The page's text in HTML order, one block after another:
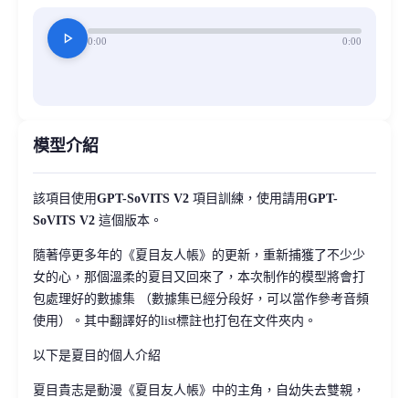
play_arrow 0:00 0:00
模型介紹
該項目使用GPT-SoVITS V2 項目訓練，使用請用GPT-
SoVITS V2 這個版本。
隨著停更多年的《夏目友人帳》的更新，重新捕獲了不少少
女的心，那個溫柔的夏目又回來了，本次制作的模型將會打
包處理好的數據集 （數據集已經分段好，可以當作參考音頻
使用）。其中翻譯好的list標註也打包在文件夾内。
以下是夏目的個人介紹
夏目貴志是動漫《夏目友人帳》中的主角，自幼失去雙親，